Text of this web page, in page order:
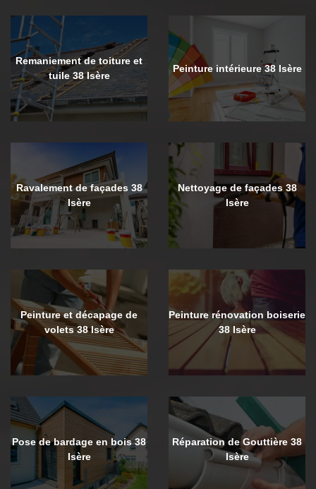
Remaniement de toiture et
tuile 38 Isère
Peinture intérieure 38 Isère
Ravalement de façades 38
Isère
Nettoyage de façades 38
Isère
Peinture et décapage de
volets 38 Isère
Peinture rénovation boiserie
38 Isère
Pose de bardage en bois 38
Isère
Réparation de Gouttière 38
Isère